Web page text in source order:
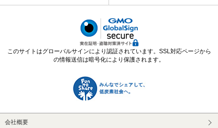
このサイトはグローバルサインにより認証されています。SSL対応ページから
の情報送信は暗号化により保護されます。
会社概要